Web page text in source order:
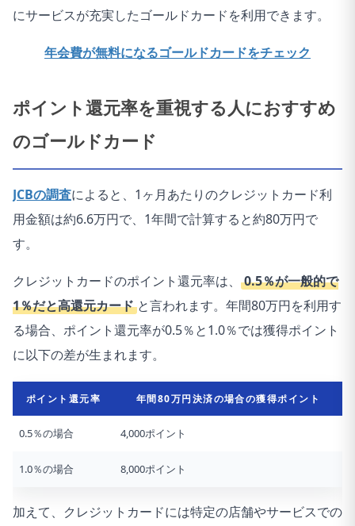
にサービスが充実したゴールドカードを利用できます。
年会費が無料になるゴールドカードをチェック
ポイント還元率を重視する人におすすめ
のゴールドカード
JCBの調査によると、1ヶ月あたりのクレジットカード利
用金額は約6.6万円で、1年間で計算すると約80万円で
す。
クレジットカードのポイント還元率は、
0.5％が一般的で
1％だと高還元カード と言われます。年間80万円を利用す
る場合、ポイント還元率が0.5％と1.0％では獲得ポイント
に以下の差が生まれます。
ポイント還元率 年間80万円決済の場合の獲得ポイント
0.5％の場合 4,000ポイント
1.0％の場合 8,000ポイント
加えて、クレジットカードには特定の店舗やサービスでの